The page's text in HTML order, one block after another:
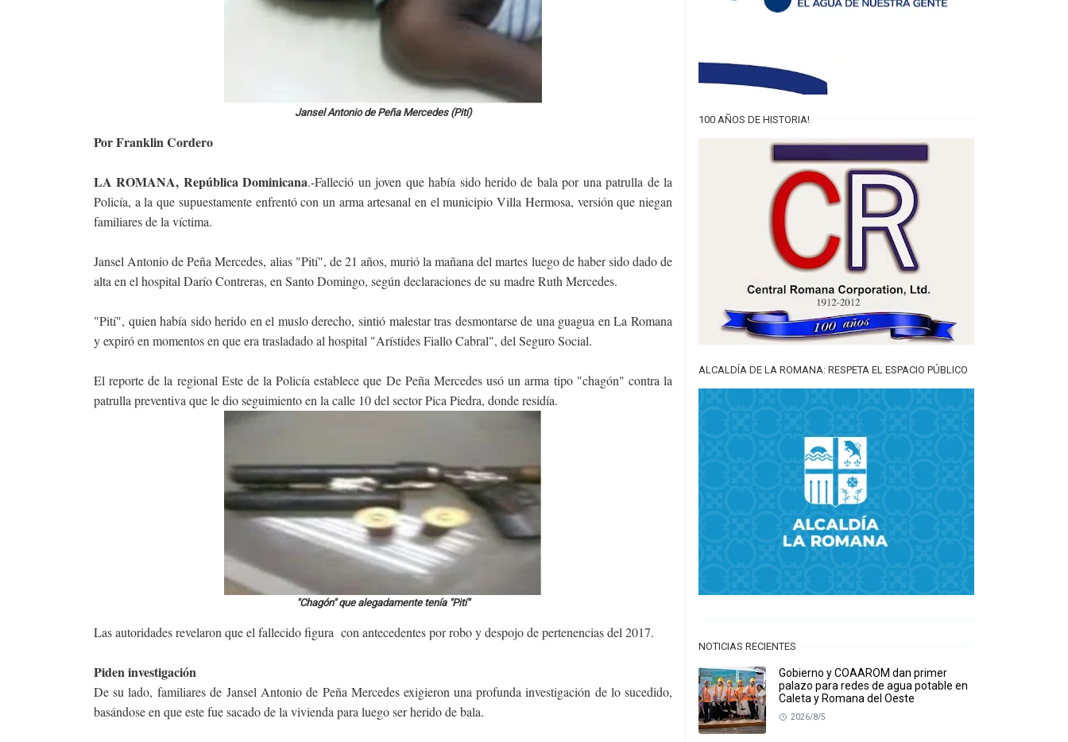
Jansel Antonio de Peña Mercedes (Pití)
Por Franklin Cordero
LA ROMANA, República Dominicana.-Falleció un joven que había sido herido de bala por una patrulla de la
Policía, a la que supuestamente enfrentó con un arma artesanal en el municipio Villa Hermosa, versión que niegan
familiares de la víctima.
Jansel Antonio de Peña Mercedes, alias "Pití", de 21 años, murió la mañana del martes luego de haber sido dado de
alta en el hospital Darío Contreras, en Santo Domingo, según declaraciones de su madre Ruth Mercedes.
"Pití", quien había sido herido en el muslo derecho, sintió malestar tras desmontarse de una guagua en La Romana
y expiró en momentos en que era trasladado al hospital "Arístides Fiallo Cabral", del Seguro Social.
El reporte de la regional Este de la Policía establece que De Peña Mercedes usó un arma tipo "chagón" contra la
patrulla preventiva que le dio seguimiento en la calle 10 del sector Pica Piedra, donde residía.
"Chagón" que alegadamente tenía "Pití"
Las autoridades revelaron que el fallecido figura con antecedentes por robo y despojo de pertenencias del 2017.
Piden investigación
De su lado, familiares de Jansel Antonio de Peña Mercedes exigieron una profunda investigación de lo sucedido,
basándose en que este fue sacado de la vivienda para luego ser herido de bala.
100 AÑOS DE HISTORIA!
ALCALDÍA DE LA ROMANA: RESPETA EL ESPACIO PÚBLICO
NOTICIAS RECIENTES
Gobierno y COAAROM dan primer
palazo para redes de agua potable en
Caleta y Romana del Oeste
2026/8/5